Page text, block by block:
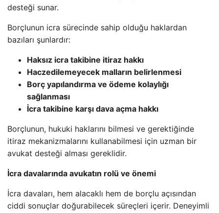
desteği sunar.
Borçlunun icra sürecinde sahip olduğu haklardan
bazıları şunlardır:
Haksız icra takibine itiraz hakkı
Haczedilemeyecek malların belirlenmesi
Borç yapılandırma ve ödeme kolaylığı
sağlanması
İcra takibine karşı dava açma hakkı
Borçlunun, hukuki haklarını bilmesi ve gerektiğinde
itiraz mekanizmalarını kullanabilmesi için uzman bir
avukat desteği alması gereklidir.
İcra davalarında avukatın rolü ve önemi
İcra davaları, hem alacaklı hem de borçlu açısından
ciddi sonuçlar doğurabilecek süreçleri içerir. Deneyimli